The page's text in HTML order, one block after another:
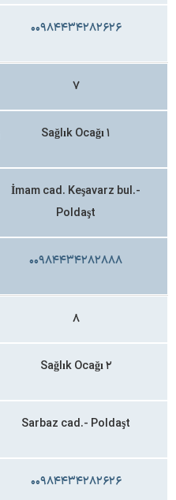
۰۰۹۸۴۴۳۴۲۸۲۶۲۶
۷
Sağlık Ocağı ۱
İmam cad. Keşavarz bul.-
Poldaşt
۰۰۹۸۴۴۳۴۲۸۲۸۸۸
۸
Sağlık Ocağı ۲
Sarbaz cad.- Poldaşt
۰۰۹۸۴۴۳۴۲۸۲۶۲۶